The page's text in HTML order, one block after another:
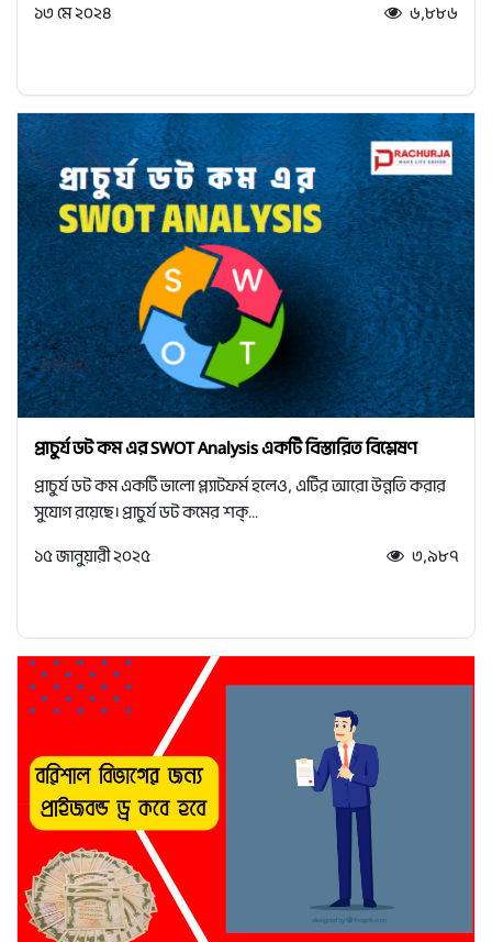
১৩ মে ২০২৪
৬,৮৮৬
প্রাচুর্য ডট কম এর SWOT Analysis একটি বিস্তারিত বিশ্লেষণ
প্রাচুর্য ডট কম একটি ভালো প্ল্যাটফর্ম হলেও, এটির আরো উন্নতি করার
সুযোগ রয়েছে। প্রাচুর্য ডট কমের শক্...
১৫ জানুয়ারী ২০২৫
৩,৯৮৭